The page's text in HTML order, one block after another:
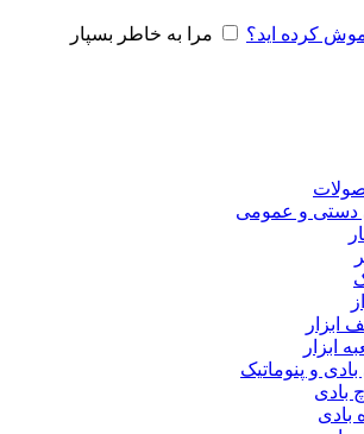
کرده اید؟
مرا به خاطر بسپار
دستی و عمومی
ابزار
ابزار
بادی و پنوماتیک
بادی
بادی